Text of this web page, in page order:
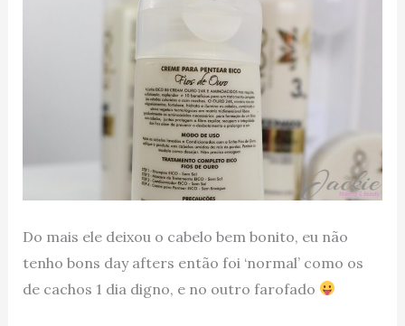
Do mais ele deixou o cabelo bem bonito, eu não
tenho bons day afters então foi ‘normal’ como os
de cachos 1 dia digno, e no outro farofado